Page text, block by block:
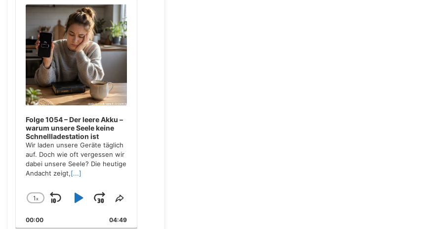
Player
Folge 1054 – Der leere Akku –
warum unsere Seele keine
Schnellladestation ist
Wir laden unsere Geräte täglich
auf. Doch wie oft vergessen wir
dabei unsere Seele? Die heutige
Andacht zeigt,[...]
Change
Rate
1x
Skip
Backward
Play
Pause
Jump
Forward
Share
Episode
00:00 04:49